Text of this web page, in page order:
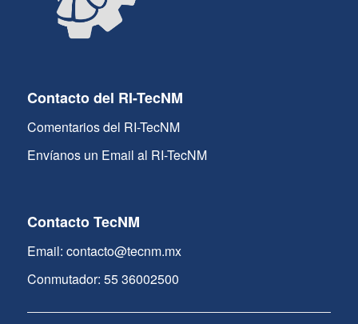
Contacto del RI-TecNM
Comentarios del RI-TecNM
Envíanos un Email al RI-TecNM
Contacto TecNM
Email: contacto@tecnm.mx
Conmutador: 55 36002500